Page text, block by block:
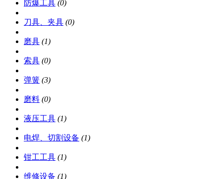
防爆工具 (0)
刀具、夹具 (0)
磨具 (1)
索具 (0)
弹簧 (3)
磨料 (0)
液压工具 (1)
电焊、切割设备 (1)
钳工工具 (1)
维修设备 (1)